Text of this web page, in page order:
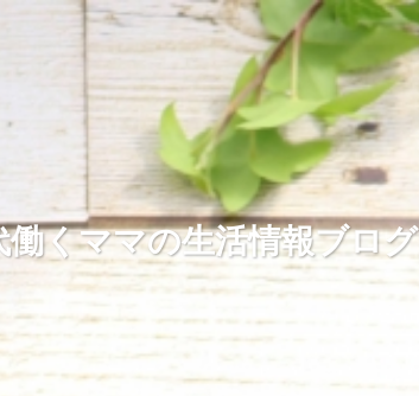
くママの生活情報ブログ